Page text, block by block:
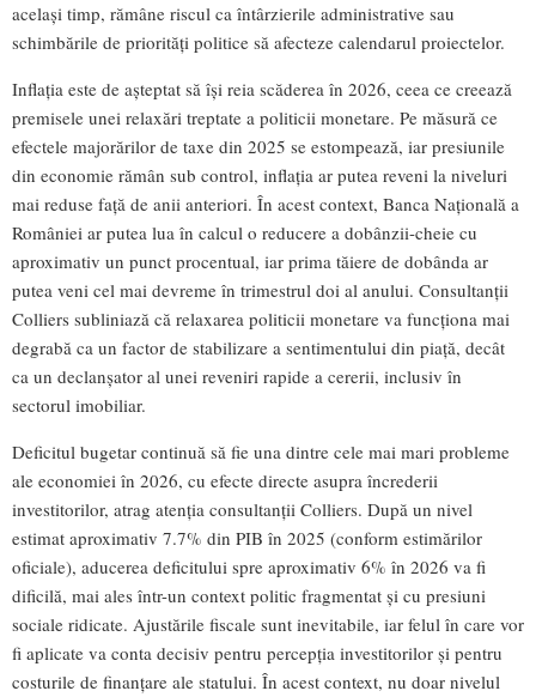
același timp, rămâne riscul ca întârzierile administrative sau
schimbările de priorități politice să afecteze calendarul proiectelor.
Inflația este de așteptat să își reia scăderea în 2026, ceea ce creează
premisele unei relaxări treptate a politicii monetare. Pe măsură ce
efectele majorărilor de taxe din 2025 se estompează, iar presiunile
din economie rămân sub control, inflația ar putea reveni la niveluri
mai reduse față de anii anteriori. În acest context, Banca Națională a
României ar putea lua în calcul o reducere a dobânzii-cheie cu
aproximativ un punct procentual, iar prima tăiere de dobânda ar
putea veni cel mai devreme în trimestrul doi al anului. Consultanții
Colliers subliniază că relaxarea politicii monetare va funcționa mai
degrabă ca un factor de stabilizare a sentimentului din piață, decât
ca un declanșator al unei reveniri rapide a cererii, inclusiv în
sectorul imobiliar.
Deficitul bugetar continuă să fie una dintre cele mai mari probleme
ale economiei în 2026, cu efecte directe asupra încrederii
investitorilor, atrag atenția consultanții Colliers. După un nivel
estimat aproximativ 7.7% din PIB în 2025 (conform estimărilor
oficiale), aducerea deficitului spre aproximativ 6% în 2026 va fi
dificilă, mai ales într-un context politic fragmentat și cu presiuni
sociale ridicate. Ajustările fiscale sunt inevitabile, iar felul în care vor
fi aplicate va conta decisiv pentru percepția investitorilor și pentru
costurile de finanțare ale statului. În acest context, nu doar nivelul